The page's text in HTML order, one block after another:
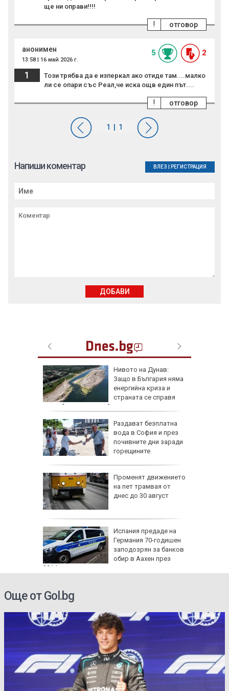
Нивото на Дунав:
Защо в България няма
енергийна криза и
страната се справя
по-добре от другите?
Раздават безплатна
вода в София и през
почивните дни заради
горещините
Променят движението
на пет трамвая от
днес до 30 август
Испания предаде на
Германия 70-годишен
заподозрян за банков
обир в Аахен през
2014 г.
ще ни оправи!!!!
отговор
!
анонимен
13:58 | 16 май 2026 г.
5 2
1
Този трябва да е изперкал ако отиде там....малко
ли се опари със Реал,че иска ощв един път....
отговор
!
Напиши коментар ВЛЕЗ РЕГИСТРАЦИЯ
ДОБАВИ
Още от Gol.bg